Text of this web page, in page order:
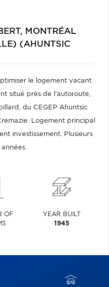
MONTRÉAL
(AHUNTSIC
le logement vacant
situé près de l'autoroute,
du CEGEP Ahuntsic
Logement principal
investissement. Plusieurs
OF
YEAR BUILT
1945